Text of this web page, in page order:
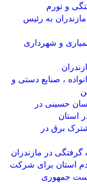
و تورم
به رئیس
و شهرداری
، صنایع دستی و
حسینی در
به ۱۳۴ هزار مشترک برق در
استان برای شرکت
جمهوری